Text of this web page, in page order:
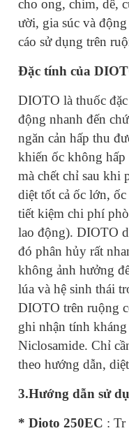
cho ong, chim, dê,
ười, gia súc và
cáo sử dụng trên
Đặc tính của
DIOTO là thuốc
động nhanh đến
ngăn cản hấp thu
khiến ốc không
mà chết chỉ sau khi
diệt tốt cả ốc lớn,
tiết kiệm chi phí
lao động). DIOTO
đó phân hủy rất
không ảnh hưởng
lúa và hệ sinh thái
DIOTO trên ruộng
ghi nhận tính
Niclosamide. Chỉ
theo hướng dẫn,
3.Hướng dẫn sử
* Dioto 250EC : Tr